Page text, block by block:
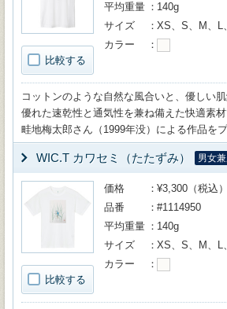
比較する
平均重量
140g
サイズ
XS、S、M、L
カラー
コットンのような自然な風合いと、優しい肌
優れた速乾性と通気性を兼ね備えた快適素材
畦地梅太郎さん（1999年没）による作品を
WIC.T カワセミ（たたずみ） 男女兼
比較する
価格
¥3,300（税込）
品番
#1114950
平均重量
140g
サイズ
XS、S、M、L
カラー